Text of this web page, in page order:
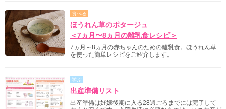
食べる
ほうれん草のポタージュ
＜7ヵ月〜8ヵ月の離乳食レシピ＞
7ヵ月～8ヵ月の赤ちゃんのための離乳食。ほうれん草
を使った簡単レシピをご紹介します。
学ぶ
出産準備リスト
出産準備は妊娠後期に入る28週ごろまでには完了して